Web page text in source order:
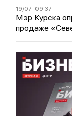
19/07 09:37
Мэр Курска
продаже